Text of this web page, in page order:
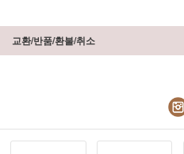
교환/반품/환불/취소